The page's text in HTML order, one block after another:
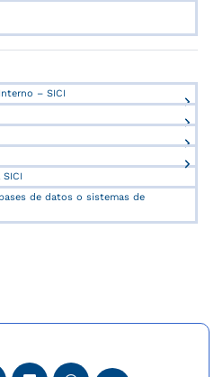
– SICI
de datos o sistemas de